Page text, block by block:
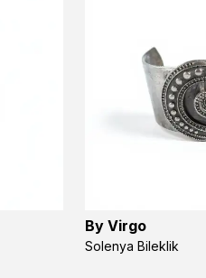
By Virgo
Solenya Bileklik